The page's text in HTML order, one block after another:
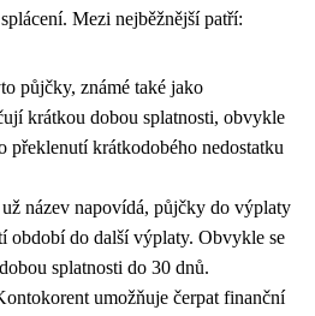
Mezi nejběžnější patří:
půjčky, známé také jako
krátkou dobou splatnosti, obvykle
překlenutí krátkodobého nedostatku
název napovídá, půjčky do výplaty
období do další výplaty. Obvykle se
splatnosti do 30 dnů.
umožňuje čerpat finanční